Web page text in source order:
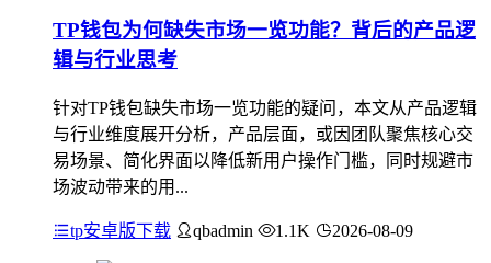
TP钱包为何缺失市场一览功能？背后的产品逻
辑与行业思考
针对TP钱包缺失市场一览功能的疑问，本文从产品逻辑
与行业维度展开分析，产品层面，或因团队聚焦核心交
易场景、简化界面以降低新用户操作门槛，同时规避市
场波动带来的用...
tp安卓版下载 qbadmin 1.1K 2026-08-09